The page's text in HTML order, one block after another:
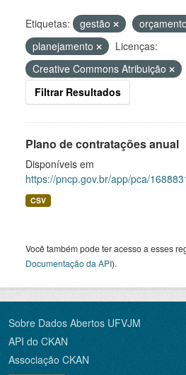
Etiquetas: gestão orçamento
planejamento
Licenças:
Creative Commons Atribuição
Filtrar Resultados
Plano de contratações anual
Disponíveis em
https://pncp.gov.br/app/pca/
CSV
Você também pode ter acesso a esses
Documentação da API).
Sobre Dados Abertos UFVJM
API do CKAN
Associação CKAN